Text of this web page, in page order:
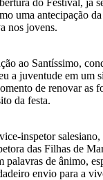
do Festival, já
uma antecipação
nos jovens.
ao Santíssimo,
a juventude em um
de renovar as
da festa.
inspetor salesiano,
das Filhas de
palavras de ânimo,
envio para a